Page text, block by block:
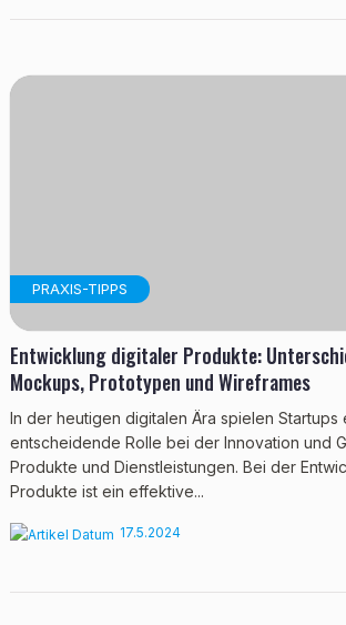
PRAXIS-TIPPS
Entwicklung digitaler Produkte:
Mockups, Prototypen und Wireframes
In der heutigen digitalen Ära spielen Startups
entscheidende Rolle bei der Innovation und
Produkte und Dienstleistungen. Bei der
Produkte ist ein effektive...
17.5.2024